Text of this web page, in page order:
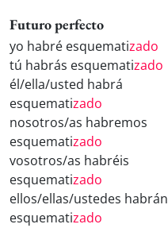
Futuro perfecto
yo habré esquematizado
tú habrás esquematizado
él/ella/usted habrá
esquematizado
nosotros/as habremos
esquematizado
vosotros/as habréis
esquematizado
ellos/ellas/ustedes habrán
esquematizado